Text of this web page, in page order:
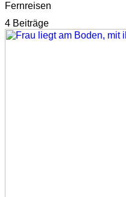
Fernreisen
4 Beiträge